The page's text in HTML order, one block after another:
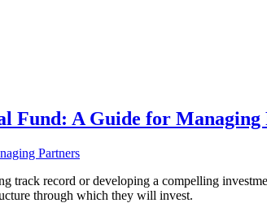
Fund: A Guide for Managing
track record or developing a compelling
through which they will invest.